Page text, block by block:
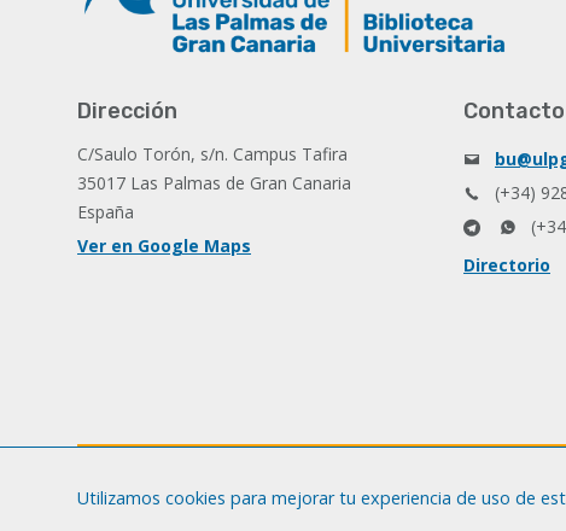
Dirección
C/Saulo Torón, s/n. Campus Tafira
35017 Las Palmas de Gran Canaria
España
Ver en Google Maps
Contacto
(+34)
Directorio
Utilizamos cookies para mejorar tu experiencia de uso de